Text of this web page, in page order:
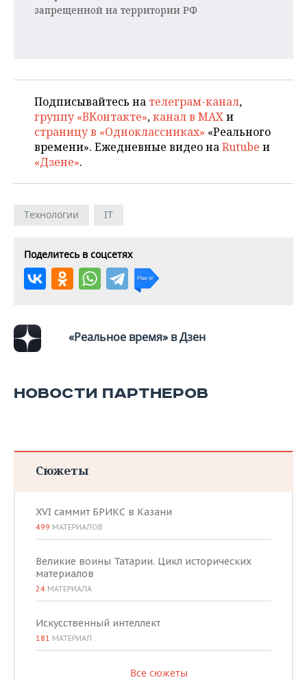
запрещенной на территории РФ
Подписывайтесь на телеграм-канал,
группу «ВКонтакте»,канал в MAXи
страницу в «Одноклассниках» «Реального
времени». Ежедневные видео наRutube и
«Дзене».
Технологии IT
Поделитесь в соцсетях
«Реальное время» в Дзен
НОВОСТИ ПАРТНЕРОВ
Сюжеты
XVI саммит БРИКС в Казани
499 МАТЕРИАЛОВ
Великие воины Татарии. Цикл исторических
материалов
24 МАТЕРИАЛА
Искусственный интеллект
181 МАТЕРИАЛ
Все сюжеты